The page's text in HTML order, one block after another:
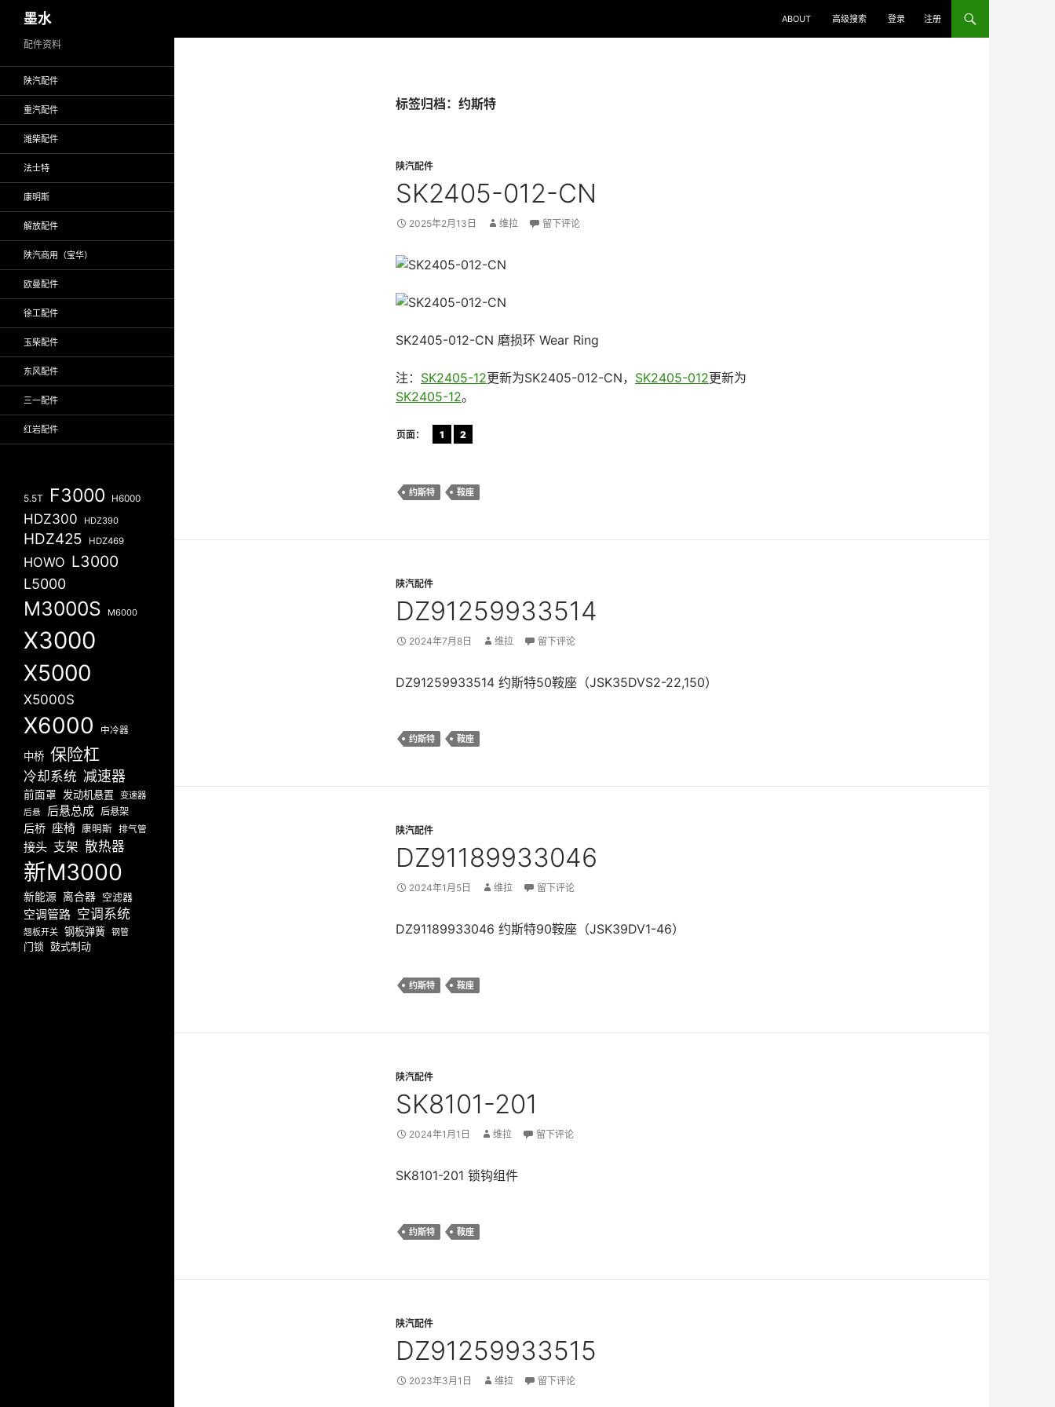
至
墨水 ABOUT 高级搜索 登录 注册
标签归档：约斯特
陕汽配件
SK2405-012-CN
2025年2月13日 维拉 留下评论
SK2405-012-CN 磨损环 Wear Ring
注： SK2405-12更新为SK2405-012-CN， SK2405-012更新为
SK2405-12。
页面： 1 2
约斯特 鞍座
陕汽配件
DZ91259933514
2024年7月8日 维拉 留下评论
DZ91259933514 约斯特50鞍座（JSK35DVS2-22,150）
约斯特 鞍座
陕汽配件
DZ91189933046
2024年1月5日 维拉 留下评论
DZ91189933046 约斯特90鞍座（JSK39DV1-46）
约斯特 鞍座
陕汽配件
SK8101-201
2024年1月1日 维拉 留下评论
SK8101-201 锁钩组件
约斯特 鞍座
陕汽配件
DZ91259933515
2023年3月1日 维拉 留下评论
配件资料
陕汽配件
重汽配件
潍柴配件
法士特
康明斯
解放配件
陕汽商用（宝华）
欧曼配件
徐工配件
玉柴配件
东风配件
三一配件
红岩配件
5.5T F3000 H6000
HDZ300 HDZ390
HDZ425 HDZ469
HOWO L3000
L5000
M3000S M6000
X3000
X5000
X5000S
X6000 中冷器
中桥 保险杠
冷却系统 减速器
前面罩 发动机悬置 变速器
后悬 后悬总成 后悬架
后桥 座椅 康明斯 排气管
接头 支架 散热器
新M3000
新能源 离合器 空滤器
空调管路 空调系统
翘板开关 钢板弹簧 钢管
门锁 鼓式制动